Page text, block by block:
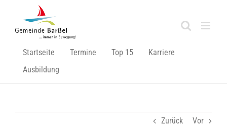
springen
Startseite Termine Top 15
Karriere
Ausbildung
Zurück Vor